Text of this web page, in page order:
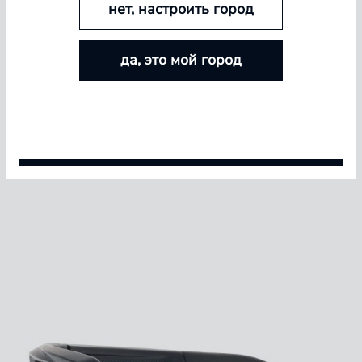
БОЛЬШЕ ЛИНЗ — БОЛЬШЕ СКИДКА
Покупайте контактные линзы Airway и увеличивайте
размер скидки — от 5% до 15%
нет, настроить город
да, это мой город